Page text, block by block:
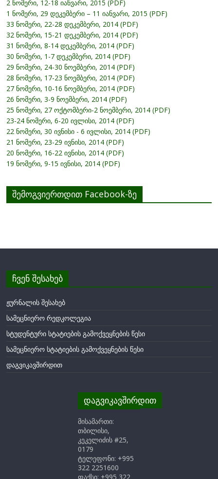
2 ნომერი, 12-18 იანვარი, 2015 (PDF)
1 ნომერი, 29 დეკემბერი – 11 იანვარი, 2015 (PDF)
33 ნომერი, 22-28 დეკემბერი, 2014 (PDF)
32 ნომერი, 15-21 დეკემბერი, 2014 (PDF)
31 ნომერი, 8-14 დეკემბერი, 2014 (PDF)
30 ნომერი, 1-7 დეკემბერი, 2014 (PDF)
29 ნომერი, 24-30 ნოემბერი, 2014 (PDF)
28 ნომერი, 17-23 ნოემბერი, 2014 (PDF)
27 ნომერი, 10-16 ნოემბერი, 2014 (PDF)
26 ნომერი, 3-9 ნოემბერი, 2014 (PDF)
25 ნომერი, 27 ოქტომბერი-2 ნოემბერი, 2014 (PDF)
23-24 ნომერი, 6-20 ივლისი, 2014 (PDF)
22 ნომერი, 30 ივნისი - 6 ივლისი, 2014 (PDF)
21 ნომერი, 23-29 ივნისი, 2014 (PDF)
20 ნომერი, 16-22 ივნისი, 2014 (PDF)
19 ნომერი, 9-15 ივნისი, 2014 (PDF)
შემოგვიერთდით Facebook-ზე
ჩვენ შესახებ
ჟურნალის შესახებ
სამეცნიერო რედკოლეგია
სტუდენტური სტატიების გამოქვეყნების წესი
სამეცნიერო სტატიების გამოქვეყნების წესი
დაგვიკავშირდით
დაგვიკავშირდით
მისამართი:
თბილისი,
კეკელიძის #25,
0179
ტელეფონი: +995
322 2251600
ფაქსი: +995 322